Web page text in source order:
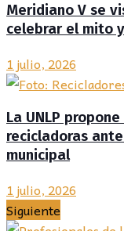
Meridiano V se
celebrar el mito
1 julio, 2026
La UNLP
recicladoras
municipal
1 julio, 2026
Siguiente